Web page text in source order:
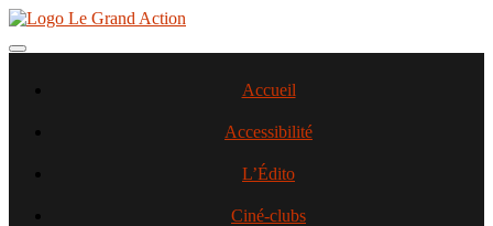
Aller
contenu
Toggle navigation
Accueil
Accessibilité
L’Édito
Ciné-clubs